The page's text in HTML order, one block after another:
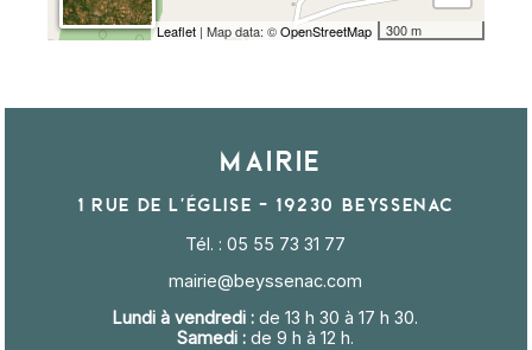
300 m
Leaflet| Map data: ©OpenStreetMap
Mairie
1 rue de l'église - 19230 BEYSSENAC
Tél. : 05 55 73 31 77
mairie@beyssenac.com
Lundi à vendredi : de 13 h 30 à 17 h 30.
Samedi : de 9 h à 12 h.